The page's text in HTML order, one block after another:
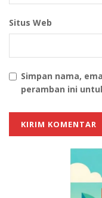
5. Tetapkan Waktu
Kembali ke
langsung
Mulai saja dengan
Buka suasana
liburan, karena
sebagai
Situs Web
Simpan nama,
peramban ini